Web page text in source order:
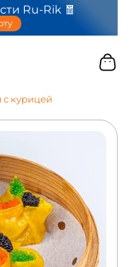
Ru-Rik 🧧
курицей